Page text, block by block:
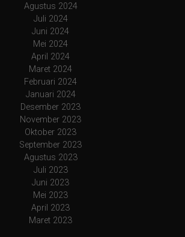
Agustus 2024
Juli 2024
Juni 2024
Mei 2024
April 2024
Maret 2024
Februari 2024
Januari 2024
Desember 2023
November 2023
Oktober 2023
September 2023
Agustus 2023
Juli 2023
Juni 2023
Mei 2023
April 2023
Maret 2023